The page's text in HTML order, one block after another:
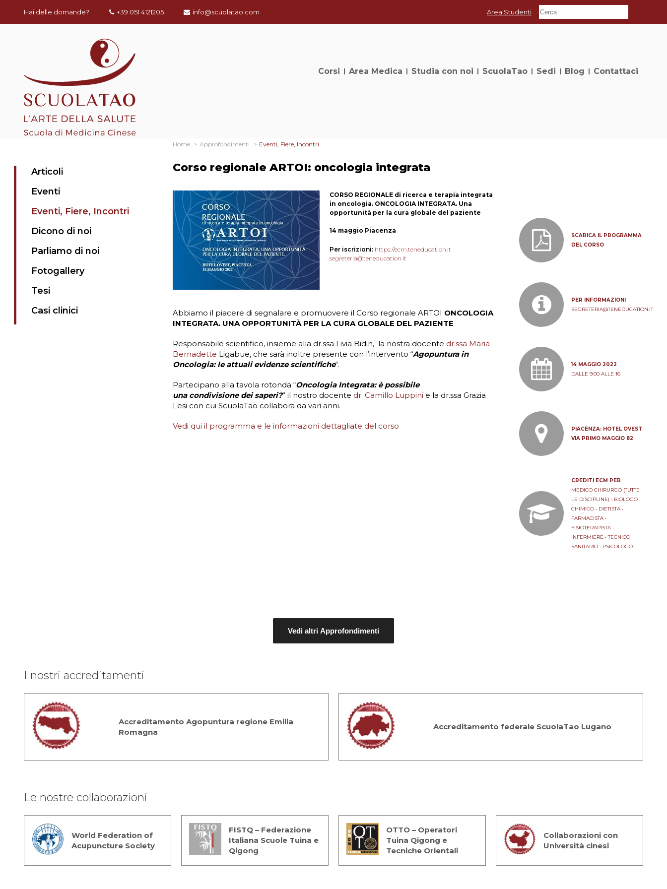
Hai delle domande? +39 051 4121205 info@scuolatao.com Area Studenti
Corsi Area Medica Studia con noi ScuolaTao Sedi Blog Contattaci
Articoli
Eventi
Eventi, Fiere, Incontri
Dicono di noi
Parliamo di noi
Fotogallery
Tesi
Casi clinici
Home Approfondimenti Eventi, Fiere, Incontri
Corso regionale ARTOI: oncologia integrata
CORSO REGIONALE di ricerca e terapia integrata
in oncologia. ONCOLOGIA INTEGRATA. Una
opportunità per la cura globale del paziente
14 maggio Piacenza
Per iscrizioni: https://ecm.teneducation.it
segreteria@teneducation.it
Abbiamo il piacere di segnalare e promuovere il Corso regionale ARTOI ONCOLOGIA
INTEGRATA. UNA OPPORTUNITÀ PER LA CURA GLOBALE DEL PAZIENTE
Responsabile scientifico, insieme alla dr.ssa Livia Bidin, la nostra docente dr.ssa Maria
Bernadette Ligabue, che sarà inoltre presente con l’intervento “Agopuntura in
Oncologia: le attuali evidenze scientifiche“.
Partecipano alla tavola rotonda “Oncologia Integrata: è possibile
una condivisione dei saperi?” il nostro docente dr. Camillo Luppini e la dr.ssa Grazia
Lesi con cui ScuolaTao collabora da vari anni.
Vedi qui il programma e le informazioni dettagliate del corso
SCARICA IL PROGRAMMA
DEL CORSO
PER INFORMAZIONI
SEGRETERIA@TENEDUCATION.IT
14 MAGGIO 2022
DALLE 9:00 ALLE 16
PIACENZA: HOTEL OVEST
VIA PRIMO MAGGIO 82
CREDITI ECM PER
MEDICO CHIRURGO (TUTTE
LE DISCIPLINE) • BIOLOGO •
CHIMICO • DIETISTA •
FARMACISTA •
FISIOTERAPISTA •
INFERMIERE • TECNICO
SANITARIO • PSICOLOGO
Vedi altri Approfondimenti
I nostri accreditamenti
Accreditamento Agopuntura regione Emilia
Romagna
Accreditamento federale ScuolaTao Lugano
Le nostre collaborazioni
World Federation of
Acupuncture Society
FISTQ – Federazione
Italiana Scuole Tuina e
Qigong
OTTO – Operatori
Tuina Qigong e
Tecniche Orientali
Collaborazioni con
Università cinesi